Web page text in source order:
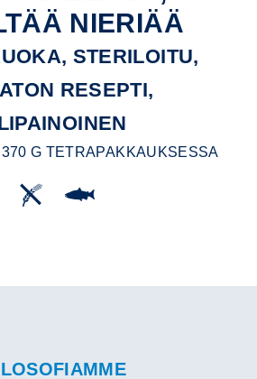
NIERIÄÄ
STERILOITU,
RESEPTI,
G TETRAPAKKAUKSESSA